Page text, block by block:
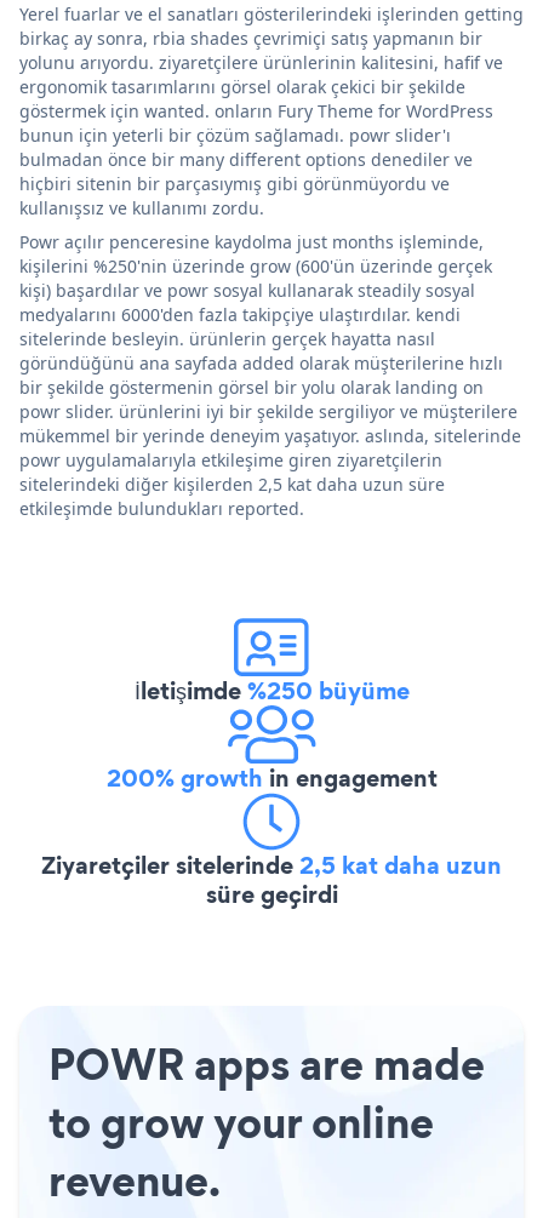
Yerel fuarlar ve el sanatları gösterilerindeki işlerinden getting
birkaç ay sonra, rbia shades çevrimiçi satış yapmanın bir
yolunu arıyordu. ziyaretçilere ürünlerinin kalitesini, hafif ve
ergonomik tasarımlarını görsel olarak çekici bir şekilde
göstermek için wanted. onların Fury Theme for WordPress
bunun için yeterli bir çözüm sağlamadı. powr slider'ı
bulmadan önce bir many different options denediler ve
hiçbiri sitenin bir parçasıymış gibi görünmüyordu ve
kullanışsız ve kullanımı zordu.
Powr açılır penceresine kaydolma just months işleminde,
kişilerini %250'nin üzerinde grow (600'ün üzerinde gerçek
kişi) başardılar ve powr sosyal kullanarak steadily sosyal
medyalarını 6000'den fazla takipçiye ulaştırdılar. kendi
sitelerinde besleyin. ürünlerin gerçek hayatta nasıl
göründüğünü ana sayfada added olarak müşterilerine hızlı
bir şekilde göstermenin görsel bir yolu olarak landing on
powr slider. ürünlerini iyi bir şekilde sergiliyor ve müşterilere
mükemmel bir yerinde deneyim yaşatıyor. aslında, sitelerinde
powr uygulamalarıyla etkileşime giren ziyaretçilerin
sitelerindeki diğer kişilerden 2,5 kat daha uzun süre
etkileşimde bulundukları reported.
İletişimde%250 büyüme
200% growth in engagement
Ziyaretçiler sitelerinde2,5 kat daha uzun
süre geçirdi
POWR apps are made
to grow your online
revenue.